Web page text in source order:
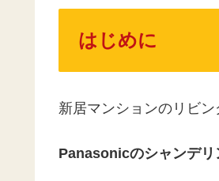
はじめに
新居マンションのリビ
Panasonicのシャンデリ